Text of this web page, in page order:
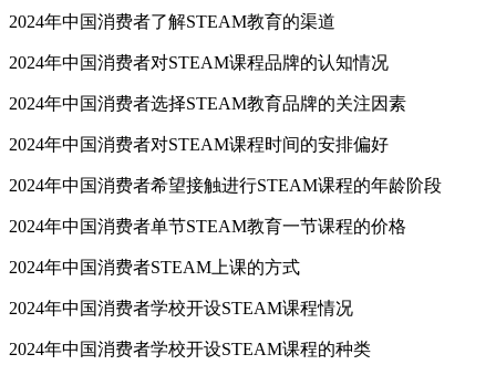
2024年中国消费者了解STEAM教育的渠道
2024年中国消费者对STEAM课程品牌的认知情况
2024年中国消费者选择STEAM教育品牌的关注因素
2024年中国消费者对STEAM课程时间的安排偏好
2024年中国消费者希望接触进行STEAM课程的年龄阶段
2024年中国消费者单节STEAM教育一节课程的价格
2024年中国消费者STEAM上课的方式
2024年中国消费者学校开设STEAM课程情况
2024年中国消费者学校开设STEAM课程的种类